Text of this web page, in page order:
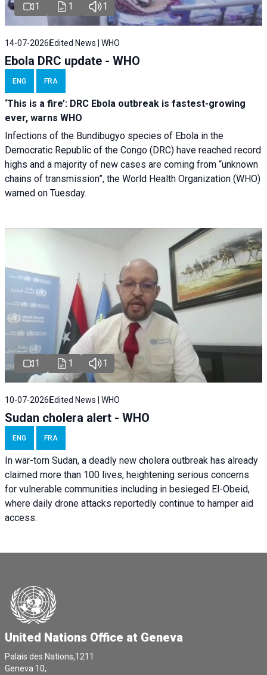
1 1 1
14-07-2026 Edited News | WHO
Ebola DRC update - WHO
ENG FRA
‘This is a fire’: DRC Ebola outbreak is fastest-growing
ever, warns WHO
Infections of the Bundibugyo species of Ebola in the
Democratic Republic of the Congo (DRC) have reached record
highs and a majority of new cases are coming from “unknown
chains of transmission”, the World Health Organization (WHO)
warned on Tuesday.
1 1 1
10-07-2026 Edited News | WHO
Sudan cholera alert - WHO
ENG FRA
In war-torn Sudan, a deadly new cholera outbreak has already
claimed more than 100 lives, heightening serious concerns
for vulnerable communities including in besieged El-Obeid,
where daily drone attacks reportedly continue to hamper aid
access.
United Nations Office at Geneva
Palais des Nations,1211
Geneva 10,